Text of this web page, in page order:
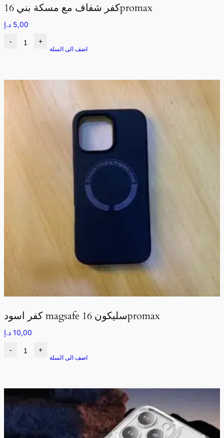
كفر شفاف مع مسكة بني 16promax
5,00 د.إ
- +
اضف الى السلة
كفر اسود magsafe سليكون 16promax
10,00 د.إ
- +
اضف الى السلة